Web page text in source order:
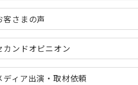
客さまの声
カンドオピニオン
ディア出演・取材依頼